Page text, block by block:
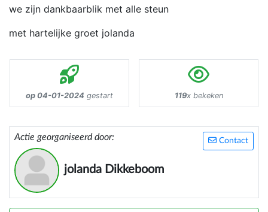
we zijn dankbaarblik met alle steun
met hartelijke groet jolanda
op 04-01-2024 gestart 119x bekeken
Contact
Actie georganiseerd door:
jolanda Dikkeboom